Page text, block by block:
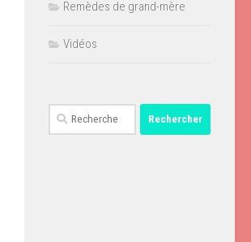
Remèdes de grand-mère
Vidéos
Rechercher :